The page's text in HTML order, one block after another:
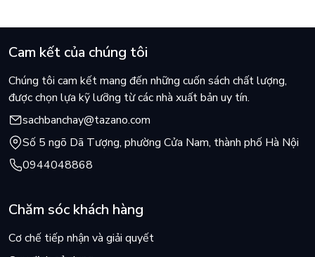
Cam kết của chúng tôi
Chúng tôi cam kết mang đến những cuốn sách chất lượng,
được chọn lựa kỹ lưỡng từ các nhà xuất bản uy tín.
sachbanchay@tazano.com
Số 5 ngõ Dã Tượng, phường Cửa Nam, thành phố Hà Nội
0944048868
Chăm sóc khách hàng
Cơ chế tiếp nhận và giải quyết